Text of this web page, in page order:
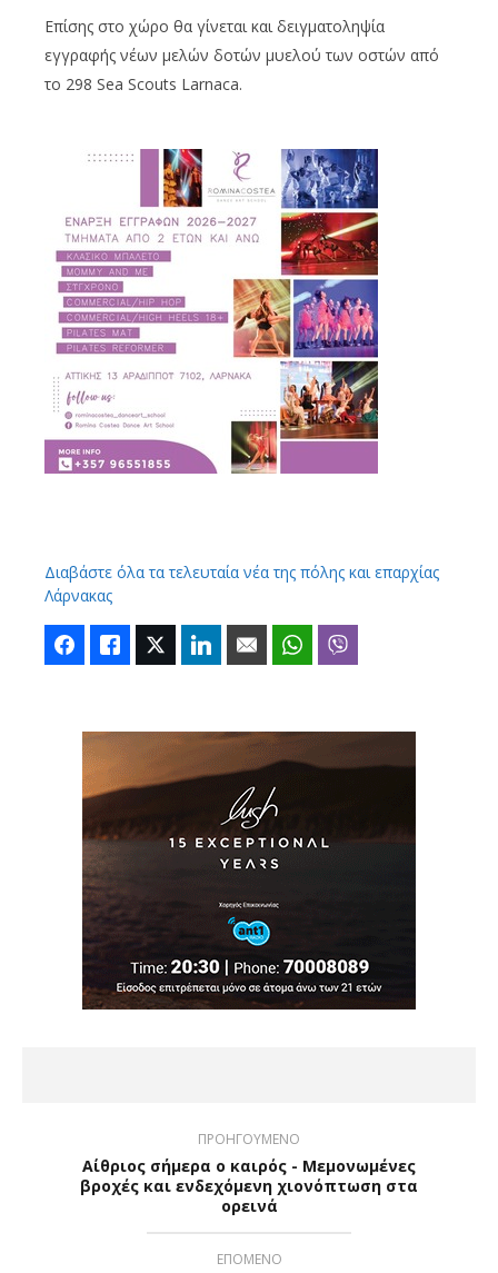
Επίσης στο χώρο θα γίνεται και δειγματοληψία
εγγραφής νέων μελών δοτών μυελού των οστών από
το 298 Sea Scouts Larnaca.
Διαβάστε όλα τα τελευταία νέα της πόλης και επαρχίας
Λάρνακας
FacebookLike Twitter LinkedIn Email WhatsApp
ΠΡΟΗΓΟΥΜΕΝΟ
Αίθριος σήμερα ο καιρός - Μεμονωμένες
βροχές και ενδεχόμενη χιονόπτωση στα
ορεινά
ΕΠΟΜΕΝΟ